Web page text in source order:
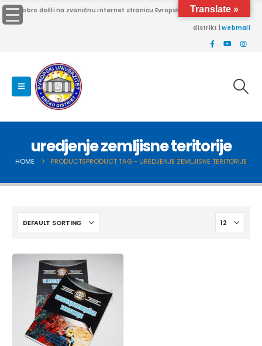
Dobro došli na zvaničnu internet stranicu Evropskog univerziteta Brčko
distrikt |webmail
uredjenje zemljisne teritorije
HOME PRODUCTSPRODUCT TAG - UREDJENJE ZEMLJISNE TERITORIJE
Translate »